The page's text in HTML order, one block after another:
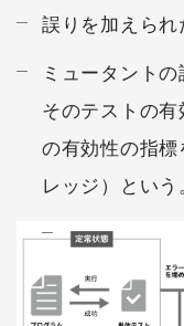
誤りを加えら
ミュータント
そのテストの
の有効性の指
レッジ）という